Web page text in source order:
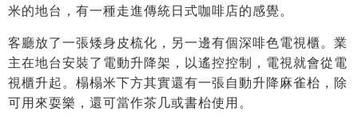
米的地台，有一種走進傳統日式咖啡店的感覺。
客廳放了一張矮身皮梳化，另一邊有個深啡色電視櫃。業
主在地台安裝了電動升降架，以遙控控制，電視就會從電
視櫃升起。榻榻米下方其實還有一張自動升降麻雀枱，除
可用來耍樂，還可當作茶几或書枱使用。